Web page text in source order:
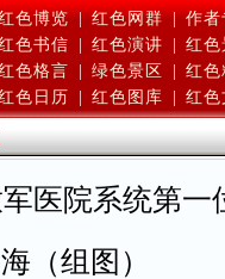
色博览 | 红色网群 | 作者
色书信 红色演讲
红色
色格言 绿色景区
红色
色日历 红色图库 红色
军医院系统第
（组图）